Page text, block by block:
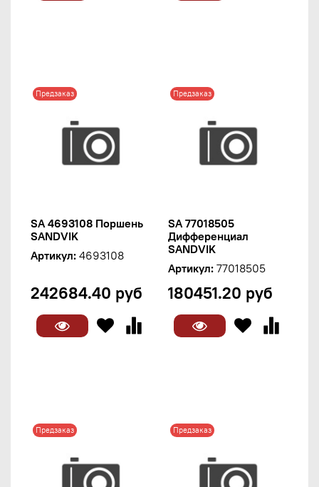
Предзаказ
SA 4693108 Поршень
SANDVIK
Артикул: 4693108
242684.40 руб
Предзаказ
SA 77018505
Дифференциал
SANDVIK
Артикул: 77018505
180451.20 руб
Предзаказ Предзаказ